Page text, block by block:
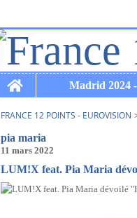
Home
Madrid 2024
FRANCE 12 POINTS - EUROVISION
pia maria
11 mars 2022
LUM!X feat. Pia Maria